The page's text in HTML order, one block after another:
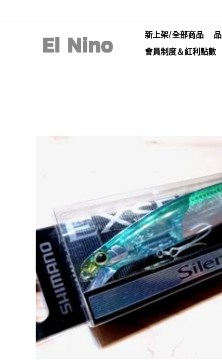
新上架/全部商品
會員制度＆紅利點數